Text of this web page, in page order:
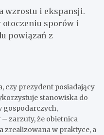
wzrostu i ekspansji.
sporów i
powiązań z
czy prezydent posiadający
stanowiska do
gospodarczych,
– zarzuty, że obietnica
zrealizowana w praktyce, a